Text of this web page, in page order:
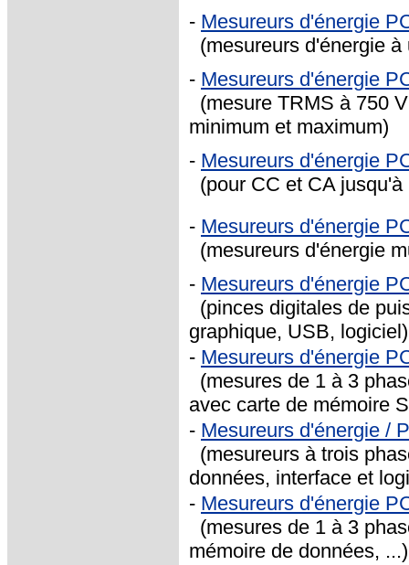
- Mesureurs d'énergie
(mesureurs d'énergie
- Mesureurs d'énergie
(mesure TRMS à 750
minimum et maximum)
- Mesureurs d'énergie
(pour CC et CA
- Mesureurs d'énergie
(mesureurs d'énergie
- Mesureurs d'énergie
(pinces digitales de
graphique, USB, logiciel)
- Mesureurs d'énergie
(mesures de 1 à 3
avec carte de mémoire
- Mesureurs d'énergie /
(mesureurs à trois
données, interface et
- Mesureurs d'énergie
(mesures de 1 à 3
mémoire de données, ...)